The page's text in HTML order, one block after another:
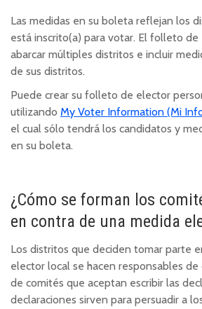
Las medidas en su boleta reflejan los
está inscrito(a) para votar. El folleto
abarcar múltiples distritos e incluir
de sus distritos.
Puede crear su folleto de elector
utilizando My Voter Information (Mi
el cual sólo tendrá los candidatos y
en su boleta.
¿Cómo se forman los
en contra de una medida
Los distritos que deciden tomar parte
elector local se hacen responsables de
de comités que aceptan escribir las
declaraciones sirven para persuadir a